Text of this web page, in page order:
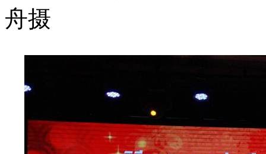
舟摄